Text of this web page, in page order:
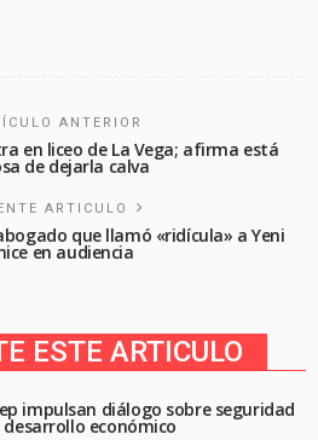
ANTERIOR
en liceo de La Vega; afirma está
de dejarla calva
ARTICULO
que llamó «ridícula» a Yeni
en audiencia
ESTE ARTICULO
impulsan diálogo sobre seguridad
económico